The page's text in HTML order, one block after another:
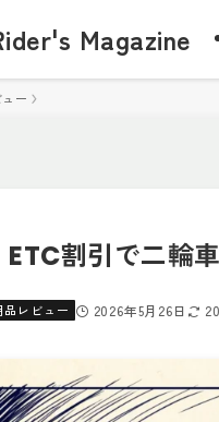
Magazine
ー
ETC割引で二輪
品レビュー 2026年5月26日